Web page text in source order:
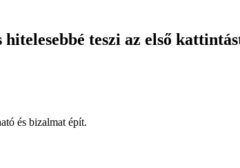
teszi az első
és bizalmat épít.